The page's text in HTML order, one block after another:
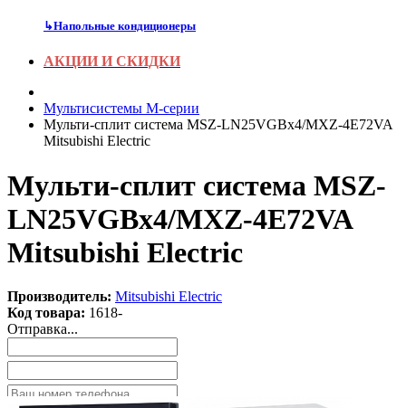
↳Напольные кондиционеры
АКЦИИ И СКИДКИ
Мультисистемы M-серии
Мульти-сплит система MSZ-LN25VGBx4/MXZ-4E72VA
Mitsubishi Electric
Мульти-сплит система MSZ-
LN25VGBx4/MXZ-4E72VA
Mitsubishi Electric
Производитель: Mitsubishi Electric
Код товара: 1618-
Отправка...